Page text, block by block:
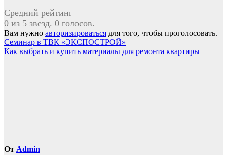
Средний рейтинг
0 из 5 звезд. 0 голосов.
Вам нужно авторизироваться для того, чтобы проголосовать.
Навигация
по
Семинар в ТВК «ЭКСПОСТРОЙ»
Как выбрать и купить материалы для ремонта квартиры
От Admin